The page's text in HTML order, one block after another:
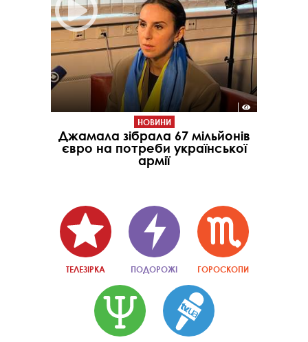
НОВИНИ
Джамала зібрала 67 мільйонів
євро на потреби української
армії
ТЕЛЕЗІРКА ПОДОРОЖІ ГОРОСКОПИ